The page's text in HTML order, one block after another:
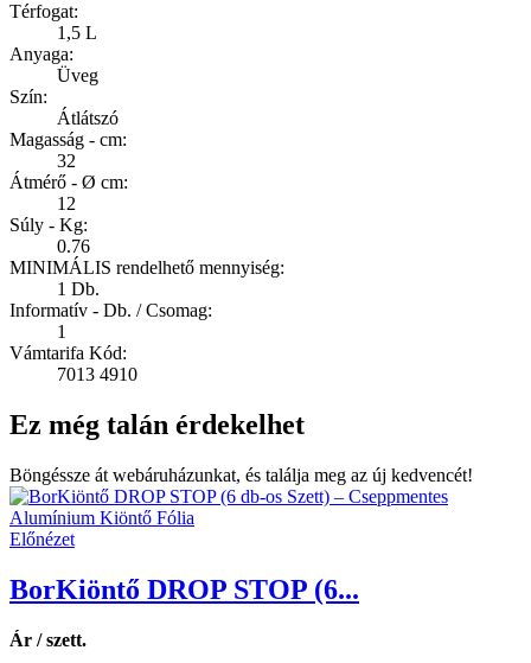
Térfogat:
1,5 L
Anyaga:
Üveg
Szín:
Átlátszó
Magasság - cm:
32
Átmérő - Ø cm:
12
Súly - Kg:
0.76
MINIMÁLIS rendelhető mennyiség:
1 Db.
Informatív - Db. / Csomag:
1
Vámtarifa Kód:
7013 4910
Ez még talán érdekelhet
Böngéssze át webáruházunkat, és találja meg az új kedvencét!
Előnézet
BorKiöntő DROP STOP (6...
Ár / szett.